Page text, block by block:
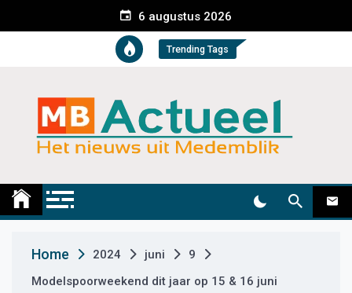
e
t
6 augustus 2026
Trending Tags
Medemblik Actueel
Home 2024 juni
9
Modelspoorweekend dit jaar op 15 & 16 juni